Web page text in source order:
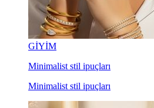
GİYİM
Minimalist stil ipuçları
Minimalist stil ipuçları